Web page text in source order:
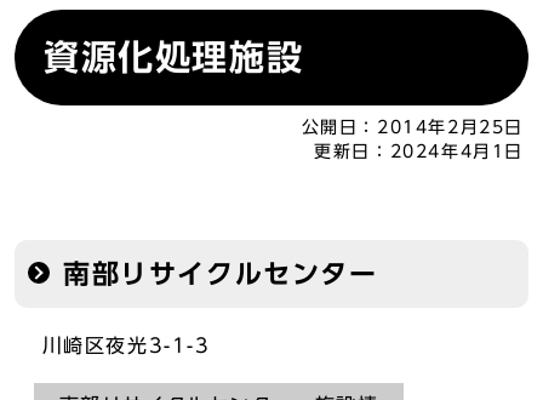
資源化処理施設
公開日： 2014年2月25日
更新日：
2024年4月1日
南部リサイクルセンター
川崎区夜光3-1-3